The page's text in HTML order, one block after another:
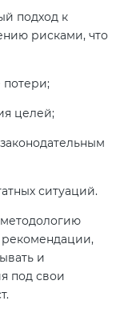
подход к
рисками, что
целей;
ситуаций.
и
под свои